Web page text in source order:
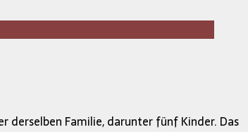
Familie, darunter fünf Kinder. Das